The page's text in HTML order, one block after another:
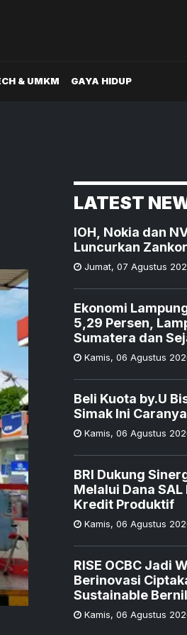
& UMKM GAYA HIDUP
LATEST
IOH, Nokia dan
Luncurkan
Jumat, 07 Agustus
Ekonomi
5,29 Persen,
Sumatera dan
Kamis, 06 Agustus
Beli Kuota by.U
Simak Ini
Kamis, 06 Agustus
BRI Dukung
Melalui Dana
Kredit Produktif
Kamis, 06 Agustus
RISE OCBC Jadi
Berinovasi
Sustainable
Kamis, 06 Agustus